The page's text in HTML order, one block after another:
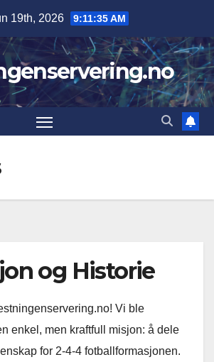
19th, 2026 9:11:36 AM
og Historie
Vi ble
enkel, men kraftfull misjon: å dele
for 2-4-4 fotballformasjonen.